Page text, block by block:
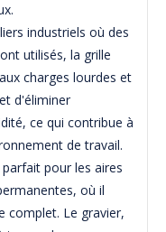
industriels où des
utilisés, la grille
charges lourdes et
d'éliminer
ce qui contribue à
de travail.
pour les aires
où il
complet. Le gravier,